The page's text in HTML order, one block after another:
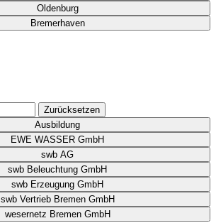
Oldenburg
Bremerhaven
Zurücksetzen
Ausbildung
EWE WASSER GmbH
swb AG
swb Beleuchtung GmbH
swb Erzeugung GmbH
swb Vertrieb Bremen GmbH
wesernetz Bremen GmbH